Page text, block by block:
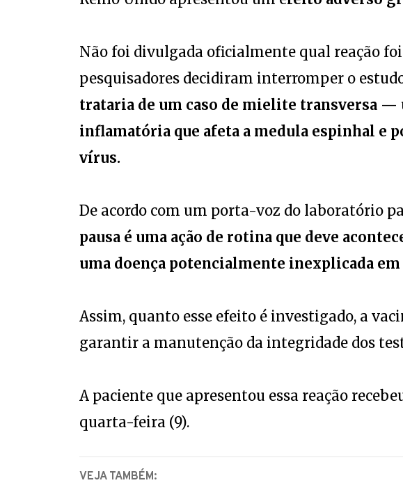
Não foi divulgada oficialmente qual reação foi
pesquisadores decidiram interromper o
trataria de um caso de mielite transversa —
inflamatória que afeta a medula espinhal e
vírus.
De acordo com um porta-voz do laboratório
pausa é uma ação de rotina que deve
uma doença potencialmente inexplicada
Assim, quanto esse efeito é investigado, a
garantir a manutenção da integridade dos
A paciente que apresentou essa reação
quarta-feira (9).
VEJA TAMBÉM: